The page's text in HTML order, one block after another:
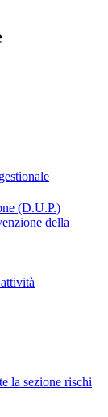
(D.U.P.)
della
la sezione rischi